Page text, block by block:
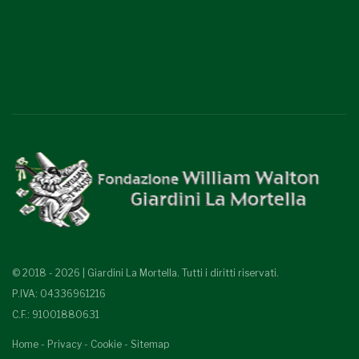
© 2018 - 2026 | Giardini La Mortella. Tutti i diritti riservati.
P.IVA: 04336961216
C.F.: 91001880631
Home - Privacy - Cookie - Sitemap